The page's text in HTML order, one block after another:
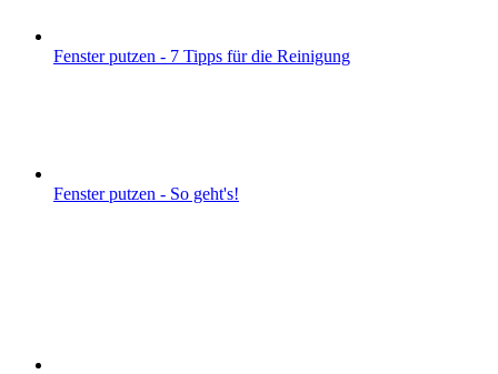
Fenster putzen - 7 Tipps für die Reinigung
Fenster putzen - So geht's!